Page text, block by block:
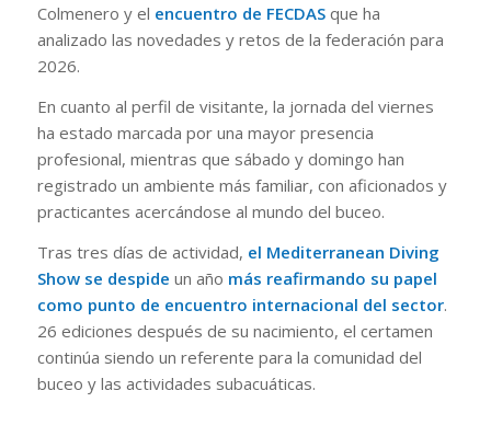
Colmenero y el encuentro de FECDASque ha
analizado las novedades y retos de la federación para
2026.
En cuanto al perfil de visitante, la jornada del viernes
ha estado marcada por una mayor presencia
profesional, mientras que sábado y domingo han
registrado un ambiente más familiar, con aficionados y
practicantes acercándose al mundo del buceo.
Tras tres días de actividad, el Mediterranean Diving
Show se despide un año más reafirmando su papel
como punto de encuentro internacional del sector.
26 ediciones después de su nacimiento, el certamen
continúa siendo un referente para la comunidad del
buceo y las actividades subacuáticas.